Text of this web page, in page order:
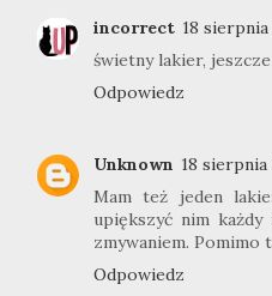
incorrect 18 sierpnia
świetny lakier,
Odpowiedz
Unknown 18 sierpnia
Mam też jeden
upiększyć nim
zmywaniem. Pomimo
Odpowiedz